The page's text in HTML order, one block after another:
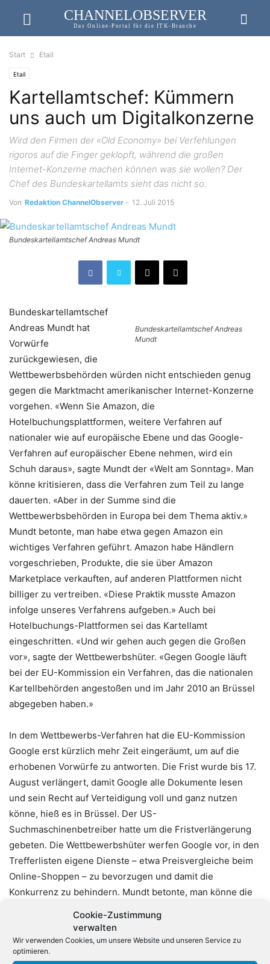
Cookie-Zustimmung
verwalten
Wir verwenden Cookies, um unsere Website und unseren Service zu
optimieren.
CHANNELOBSERVER
Das Online-Portal für die ITK-Branche
Start Etail
Etail
Kartellamtschef: Kümmern
uns auch um Digitalkonzerne
Wird den Firmen der «Old Economy» bei Verfehlungen
rigoros auf die Finger geklopft, während die großen
Internet-Konzerne machen können was sie wollen? Der
Chef des Bundeskartellamts sieht das nicht so.
Von Redaktion ChannelObserver - 12. Juli 2015
Bundeskartellamtschef Andreas Mundt
Bundeskartellamtschef Andreas
Mundt
Bundeskartellamtschef
Andreas Mundt hat
Vorwürfe
zurückgewiesen, die
Wettbewerbsbehörden würden nicht entschieden genug
gegen die Marktmacht amerikanischer Internet-Konzerne
vorgehen. «Wenn Sie Amazon, die
Hotelbuchungsplattformen, weitere Verfahren auf
nationaler wie auf europäische Ebene und das Google-
Verfahren auf europäischer Ebene nehmen, wird ein
Schuh daraus», sagte Mundt der «Welt am Sonntag». Man
könne kritisieren, dass die Verfahren zum Teil zu lange
dauerten. «Aber in der Summe sind die
Wettbewerbsbehörden in Europa bei dem Thema aktiv.»
Mundt betonte, man habe etwa gegen Amazon ein
wichtiges Verfahren geführt. Amazon habe Händlern
vorgeschrieben, Produkte, die sie über Amazon
Marketplace verkauften, auf anderen Plattformen nicht
billiger zu vertreiben. «Diese Praktik musste Amazon
infolge unseres Verfahrens aufgeben.» Auch bei
Hotelbuchungs-Plattformen sei das Kartellamt
eingeschritten. «Und wir gehen auch gegen die Großen
vor», sagte der Wettbewerbshüter. «Gegen Google läuft
bei der EU-Kommission ein Verfahren, das die nationalen
Kartellbehörden angestoßen und im Jahr 2010 an Brüssel
abgegeben haben.»
In dem Wettbewerbs-Verfahren hat die EU-Kommission
Google erst kürzlich mehr Zeit eingeräumt, um auf die
erhobenen Vorwürfe zu antworten. Die Frist wurde bis 17.
August verlängert, damit Google alle Dokumente lesen
und sein Recht auf Verteidigung voll und ganz nutzen
könne, hieß es in Brüssel. Der US-
Suchmaschinenbetreiber hatte um die Fristverlängerung
gebeten. Die Wettbewerbshüter werfen Google vor, in den
Trefferlisten eigene Dienste – etwa Preisvergleiche beim
Online-Shoppen – zu bevorzugen und damit die
Konkurrenz zu behindern. Mundt betonte, man könne die
Wettbewerbsrecht lösen. «Hier fehlt es an grundsätzlichen
rechtlichen Rahmenbedingungen.» Die
Wettbewerbsbehörden müssten mit der rasanten